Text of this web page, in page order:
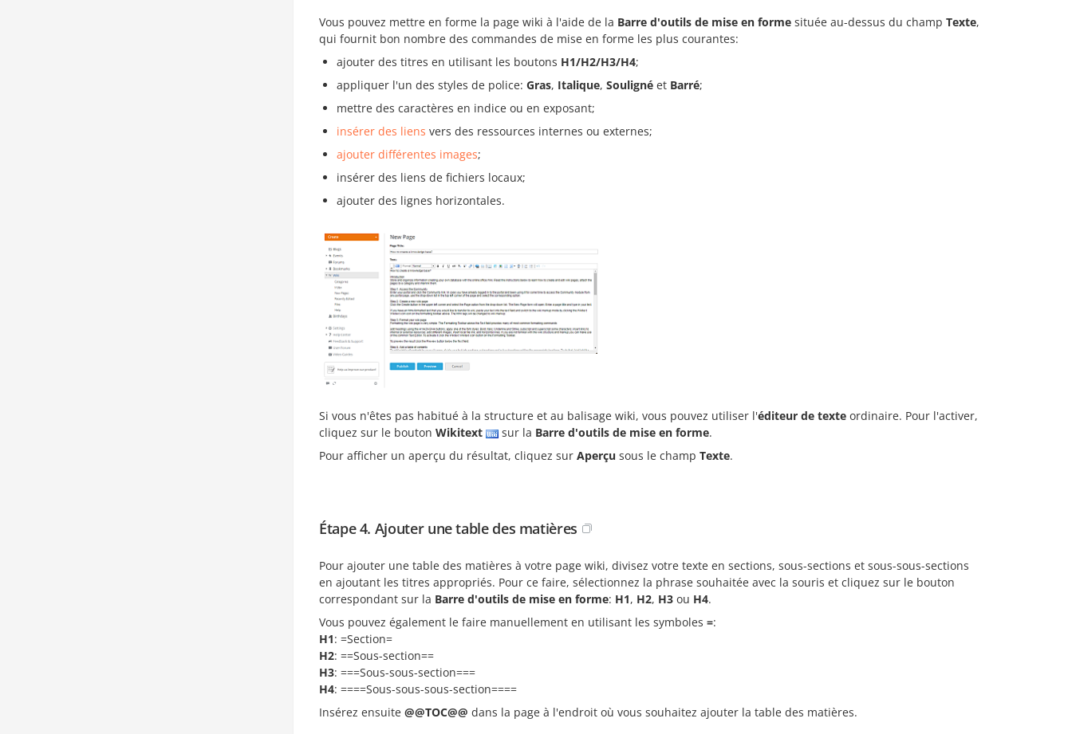
Vous pouvez mettre en forme la page wiki à l'aide de la Barre d'outils de mise en forme située au-dessus du champ Texte,
qui fournit bon nombre des commandes de mise en forme les plus courantes:
ajouter des titres en utilisant les boutons H1/H2/H3/H4;
appliquer l'un des styles de police: Gras, Italique, Souligné et Barré;
mettre des caractères en indice ou en exposant;
insérer des liens vers des ressources internes ou externes;
ajouter différentes images;
insérer des liens de fichiers locaux;
ajouter des lignes horizontales.
Si vous n'êtes pas habitué à la structure et au balisage wiki, vous pouvez utiliser l'éditeur de texte ordinaire. Pour l'activer,
cliquez sur le bouton Wikitext sur la Barre d'outils de mise en forme.
Pour afficher un aperçu du résultat, cliquez sur Aperçu sous le champ Texte.
Étape 4. Ajouter une table des matières
Pour ajouter une table des matières à votre page wiki, divisez votre texte en sections, sous-sections et sous-sous-sections
en ajoutant les titres appropriés. Pour ce faire, sélectionnez la phrase souhaitée avec la souris et cliquez sur le bouton
correspondant sur la Barre d'outils de mise en forme: H1, H2, H3 ou H4.
Vous pouvez également le faire manuellement en utilisant les symboles =:
H1: =Section=
H2: ==Sous-section==
H3: ===Sous-sous-section===
H4: ====Sous-sous-sous-section====
Insérez ensuite @@TOC@@ dans la page à l'endroit où vous souhaitez ajouter la table des matières.